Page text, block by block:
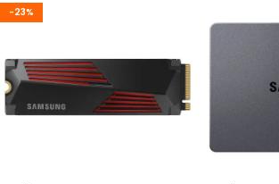
-23%